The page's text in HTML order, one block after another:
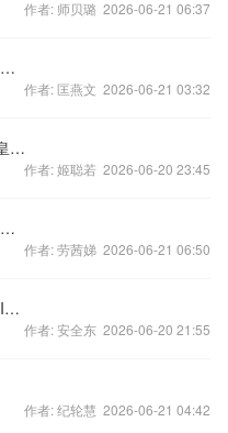
作者: 师贝璐 2026-06-21 06:37
愚人节活动《战地征服》搞怪勋章花样来袭
作者: 匡燕文 2026-06-21 03:32
《大宋OL》天下繁华尽入彀 富丽堂皇建豪城
作者: 姬聪若 2026-06-20 23:45
新版《九阴》阵营激斗百变灵宠联袂出击
作者: 劳茜娣 2026-06-21 06:50
不看后悔！《超凡三国》高精度RETINA级画面欣赏
作者: 安全东 2026-06-20 21:55
作者: 纪轮慧 2026-06-21 04:42